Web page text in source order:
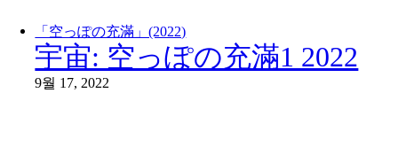
「空っぽの充滿」(2022)
宇宙: 空っぽの充滿1 2022
9월 17, 2022